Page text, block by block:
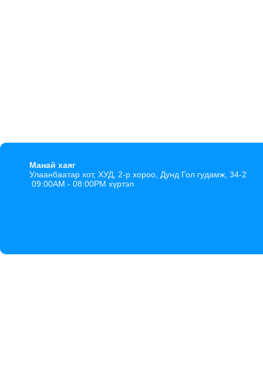
Манай хаяг
Улаанбаатар хот, ХУД, 2-р хороо, Дунд Гол гудамж, 34-2
09:00AM - 08:00PM хүртэл